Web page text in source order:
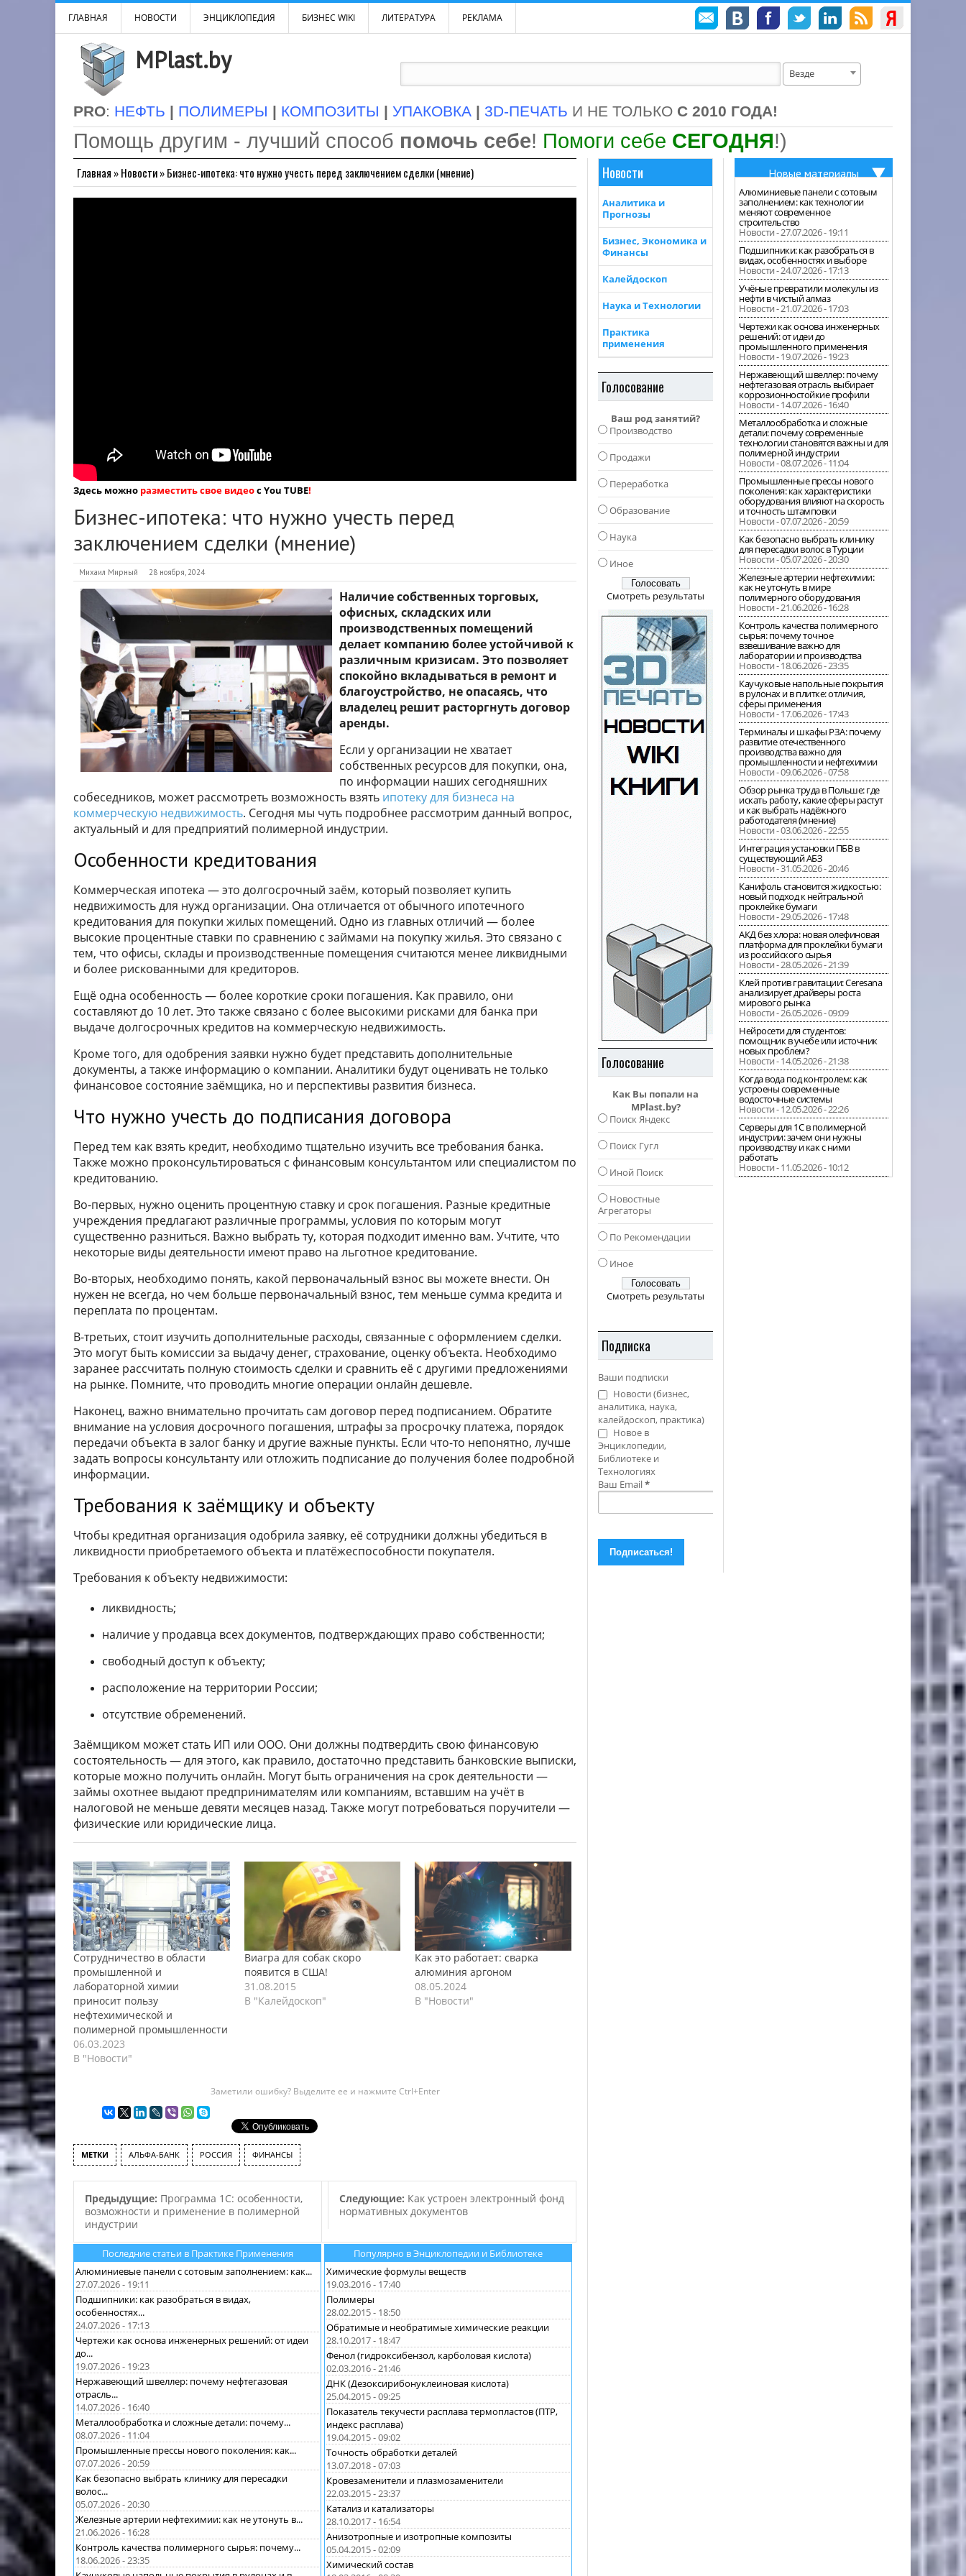
ГЛАВНАЯ НОВОСТИ ЭНЦИКЛОПЕДИЯ БИЗНЕС WIKI ЛИТЕРАТУРА РЕКЛАМА
MPlast.by Везде
PRO: НЕФТЬ | ПОЛИМЕРЫ | КОМПОЗИТЫ | УПАКОВКА | 3D-ПЕЧАТЬ И НЕ ТОЛЬКО С 2010 ГОДА!
Помощь другим - лучший способ помочь себе! Помоги себе СЕГОДНЯ!)
Главная »Новости»Бизнес-ипотека: что нужно учесть перед заключением сделки (мнение)
Здесь можно разместить свое видеос You TUBE!
Бизнес-ипотека: что нужно учесть перед
заключением сделки (мнение)
Михаил Мирный 28 ноября, 2024
Наличие собственных торговых,
офисных, складских или
производственных помещений
делает компанию более устойчивой к
различным кризисам. Это позволяет
спокойно вкладываться в ремонт и
благоустройство, не опасаясь, что
владелец решит расторгнуть договор
аренды.
Если у организации не хватает
собственных ресурсов для покупки, она,
по информации наших сегодняшних
собеседников, может рассмотреть возможность взять ипотеку для бизнеса на
коммерческую недвижимость. Сегодня мы чуть подробнее рассмотрим данный вопрос,
актуальный и для предприятий полимерной индустрии.
Особенности кредитования
Коммерческая ипотека — это долгосрочный заём, который позволяет купить
недвижимость для нужд организации. Она отличается от обычного ипотечного
кредитования для покупки жилых помещений. Одно из главных отличий — более
высокие процентные ставки по сравнению с займами на покупку жилья. Это связано с
тем, что офисы, склады и производственные помещения считаются менее ликвидными
и более рискованными для кредиторов.
Ещё одна особенность — более короткие сроки погашения. Как правило, они
составляют до 10 лет. Это также связано с более высокими рисками для банка при
выдаче долгосрочных кредитов на коммерческую недвижимость.
Кроме того, для одобрения заявки нужно будет представить дополнительные
документы, а также информацию о компании. Аналитики будут оценивать не только
финансовое состояние заёмщика, но и перспективы развития бизнеса.
Что нужно учесть до подписания договора
Перед тем как взять кредит, необходимо тщательно изучить все требования банка.
Также можно проконсультироваться с финансовым консультантом или специалистом по
кредитованию.
Во-первых, нужно оценить процентную ставку и срок погашения. Разные кредитные
учреждения предлагают различные программы, условия по которым могут
существенно разниться. Важно выбрать ту, которая подходит именно вам. Учтите, что
некоторые виды деятельности имеют право на льготное кредитование.
Во-вторых, необходимо понять, какой первоначальный взнос вы можете внести. Он
нужен не всегда, но чем больше первоначальный взнос, тем меньше сумма кредита и
переплата по процентам.
В-третьих, стоит изучить дополнительные расходы, связанные с оформлением сделки.
Это могут быть комиссии за выдачу денег, страхование, оценку объекта. Необходимо
заранее рассчитать полную стоимость сделки и сравнить её с другими предложениями
на рынке. Помните, что проводить многие операции онлайн дешевле.
Наконец, важно внимательно прочитать сам договор перед подписанием. Обратите
внимание на условия досрочного погашения, штрафы за просрочку платежа, порядок
передачи объекта в залог банку и другие важные пункты. Если что-то непонятно, лучше
задать вопросы консультанту или отложить подписание до получения более подробной
информации.
Требования к заёмщику и объекту
Чтобы кредитная организация одобрила заявку, её сотрудники должны убедиться в
ликвидности приобретаемого объекта и платёжеспособности покупателя.
Требования к объекту недвижимости:
ликвидность;
наличие у продавца всех документов, подтверждающих право собственности;
свободный доступ к объекту;
расположение на территории России;
отсутствие обременений.
Заёмщиком может стать ИП или ООО. Они должны подтвердить свою финансовую
состоятельность — для этого, как правило, достаточно представить банковские выписки,
которые можно получить онлайн. Могут быть ограничения на срок деятельности —
займы охотнее выдают предпринимателям или компаниям, вставшим на учёт в
налоговой не меньше девяти месяцев назад. Также могут потребоваться поручители —
физические или юридические лица.
Сотрудничество в области
промышленной и
лабораторной химии
приносит пользу
нефтехимической и
полимерной промышленности
06.03.2023
В "Новости"
Виагра для собак скоро
появится в США!
31.08.2015
В "Калейдоскоп"
Как это работает: сварка
алюминия аргоном
08.05.2024
В "Новости"
Заметили ошибку? Выделите ее и нажмите Ctrl+Enter
МЕТКИ АЛЬФА-БАНК РОССИЯ ФИНАНСЫ
Предыдущие: Программа 1С: особенности,
возможности и применение в полимерной
индустрии
Следующие: Как устроен электронный фонд
нормативных документов
Последние статьи в Практике Применения
Алюминиевые панели с сотовым заполнением: как...
27.07.2026 - 19:11
Подшипники: как разобраться в видах,
особенностях...
24.07.2026 - 17:13
Чертежи как основа инженерных решений: от идеи
до...
19.07.2026 - 19:23
Нержавеющий швеллер: почему нефтегазовая
отрасль...
14.07.2026 - 16:40
Металлообработка и сложные детали: почему...
08.07.2026 - 11:04
Промышленные прессы нового поколения: как...
07.07.2026 - 20:59
Как безопасно выбрать клинику для пересадки
волос...
05.07.2026 - 20:30
Железные артерии нефтехимии: как не утонуть в...
21.06.2026 - 16:28
Контроль качества полимерного сырья: почему...
18.06.2026 - 23:35
Популярно в Энциклопедии и Библиотеке
Химические формулы веществ
19.03.2016 - 17:40
Полимеры
28.02.2015 - 18:50
Обратимые и необратимые химические реакции
28.10.2017 - 18:47
Фенол (гидроксибензол, карболовая кислота)
02.03.2016 - 21:46
ДНК (Дезоксирибонуклеиновая кислота)
25.04.2015 - 09:25
Показатель текучести расплава термопластов (ПТР,
индекс расплава)
19.04.2015 - 09:02
Точность обработки деталей
13.07.2018 - 07:03
Кровезаменители и плазмозаменители
22.03.2015 - 23:37
Катализ и катализаторы
28.10.2017 - 16:54
Анизотропные и изотропные композиты
05.04.2015 - 02:09
Химический состав
Новости
Аналитика и
Прогнозы
Бизнес, Экономика и
Финансы
Калейдоскоп
Наука и Технологии
Практика
применения
Голосование
Ваш род занятий?
Производство
Продажи
Переработка
Образование
Наука
Иное
Смотреть результаты
Голосование
Как Вы попали на
MPlast.by?
Поиск Яндекс
Поиск Гугл
Иной Поиск
Новостные
Агрегаторы
По Рекомендации
Иное
Смотреть результаты
Подписка
Ваши подписки
Новости (бизнес,
аналитика, наука,
калейдоскоп, практика)
Новое в
Энциклопедии,
Библиотеке и
Технологиях
Ваш Email*
Новые материалы
Алюминиевые панели с сотовым
заполнением: как технологии
меняют современное
строительство
Новости - 27.07.2026 - 19:11
Подшипники: как разобраться в
видах, особенностях и выборе
Новости - 24.07.2026 - 17:13
Учёные превратили молекулы из
нефти в чистый алмаз
Новости - 21.07.2026 - 17:03
Чертежи как основа инженерных
решений: от идеи до
промышленного применения
Новости - 19.07.2026 - 19:23
Нержавеющий швеллер: почему
нефтегазовая отрасль выбирает
коррозионностойкие профили
Новости - 14.07.2026 - 16:40
Металлообработка и сложные
детали: почему современные
технологии становятся важны и для
полимерной индустрии
Новости - 08.07.2026 - 11:04
Промышленные прессы нового
поколения: как характеристики
оборудования влияют на скорость
и точность штамповки
Новости - 07.07.2026 - 20:59
Как безопасно выбрать клинику
для пересадки волос в Турции
Новости - 05.07.2026 - 20:30
Железные артерии нефтехимии:
как не утонуть в мире
полимерного оборудования
Новости - 21.06.2026 - 16:28
Контроль качества полимерного
сырья: почему точное
взвешивание важно для
лаборатории и производства
Новости - 18.06.2026 - 23:35
Каучуковые напольные покрытия
в рулонах и в плитке: отличия,
сферы применения
Новости - 17.06.2026 - 17:43
Терминалы и шкафы РЗА: почему
развитие отечественного
производства важно для
промышленности и нефтехимии
Новости - 09.06.2026 - 07:58
Обзор рынка труда в Польше: где
искать работу, какие сферы растут
и как выбрать надёжного
работодателя (мнение)
Новости - 03.06.2026 - 22:55
Интеграция установки ПБВ в
существующий АБЗ
Новости - 31.05.2026 - 20:46
Канифоль становится жидкостью:
новый подход к нейтральной
проклейке бумаги
Новости - 29.05.2026 - 17:48
АКД без хлора: новая олефиновая
платформа для проклейки бумаги
из российского сырья
Новости - 28.05.2026 - 21:39
Клей против гравитации: Ceresana
анализирует драйверы роста
мирового рынка
Новости - 26.05.2026 - 09:09
Нейросети для студентов:
помощник в учебе или источник
новых проблем?
Новости - 14.05.2026 - 21:38
Когда вода под контролем: как
устроены современные
водосточные системы
Новости - 12.05.2026 - 22:26
Серверы для 1С в полимерной
индустрии: зачем они нужны
производству и как с ними
работать
Новости - 11.05.2026 - 10:12